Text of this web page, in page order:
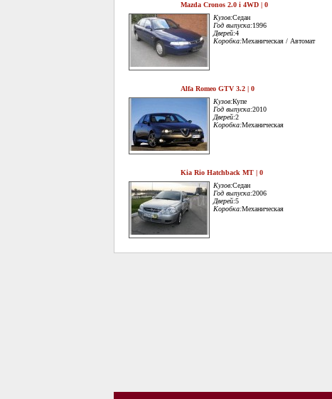
Mazda Cronos 2.0 i 4WD | 0
Кузов:Седан
Год выпуска:1996
Дверей:4
Коробка:Механическая / Автомат
Alfa Romeo GTV 3.2 | 0
Кузов:Купе
Год выпуска:2010
Дверей:2
Коробка:Механическая
Kia Rio Hatchback MT | 0
Кузов:Седан
Год выпуска:2006
Дверей:5
Коробка:Механическая